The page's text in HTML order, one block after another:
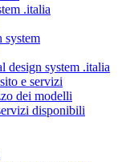
.italia
system
design system .italia
e servizi
dei modelli
disponibili